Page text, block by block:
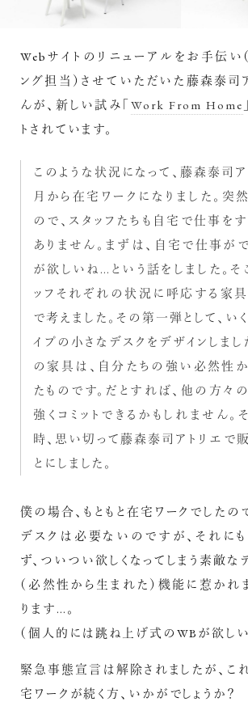
Webサイトのリニューアルをお手伝い
ング担当）させていただいた藤森泰司
んが、新しい試み「 Work From Home
トされています。
このような状況になって、藤森泰司
月から在宅ワークになりました。突
ので、スタッフたちも自宅で仕事を
ありません。まずは、自宅で仕事が
が欲しいね…という話をしました。そ
ッフそれぞれの状況に呼応する家
で考えました。その第一弾として、い
イプの小さなデスクをデザインしまし
の家具は、自分たちの強い必然性
たものです。だとすれば、他の方々
強くコミットできるかもしれません。
時、思い切って藤森泰司アトリエで
とにしました。
僕の場合、もともと在宅ワークでしたの
デスクは必要ないのですが、それに
ず、ついつい欲しくなってしまう素敵な
（必然性から生まれた）機能に惹かれ
ります…。
（個人的には跳ね上げ式のWBが欲し
緊急事態宣言は解除されましたが、こ
宅ワークが続く方、いかがでしょうか？